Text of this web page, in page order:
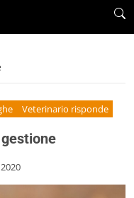
Veterinario risponde